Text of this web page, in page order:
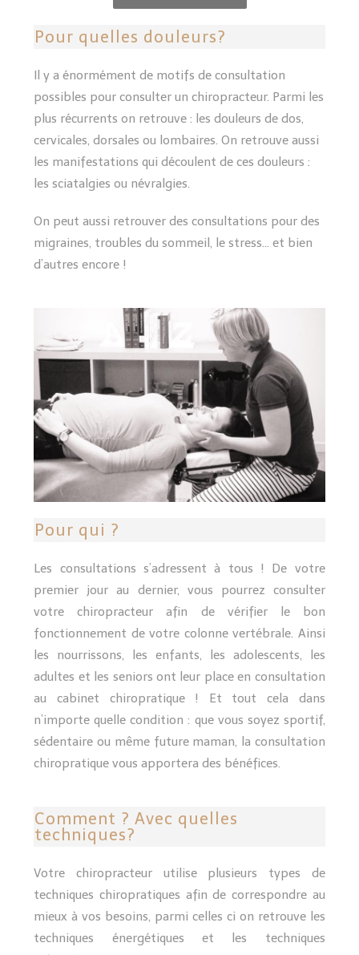
Pour quelles douleurs?
Il y a énormément de motifs de consultation
possibles pour consulter un chiropracteur. Parmi les
plus récurrents on retrouve : les douleurs de dos,
cervicales, dorsales ou lombaires. On retrouve aussi
les manifestations qui découlent de ces douleurs :
les sciatalgies ou névralgies.
On peut aussi retrouver des consultations pour des
migraines, troubles du sommeil, le stress… et bien
d’autres encore !
Pour qui ?
Les consultations s’adressent à tous ! De votre
premier jour au dernier, vous pourrez consulter
votre chiropracteur afin de vérifier le bon
fonctionnement de votre colonne vertébrale. Ainsi
les nourrissons, les enfants, les adolescents, les
adultes et les seniors ont leur place en consultation
au cabinet chiropratique ! Et tout cela dans
n’importe quelle condition : que vous soyez sportif,
sédentaire ou même future maman, la consultation
chiropratique vous apportera des bénéfices.
Comment ? Avec quelles
techniques?
Votre chiropracteur utilise plusieurs types de
techniques chiropratiques afin de correspondre au
mieux à vos besoins, parmi celles ci on retrouve les
techniques énergétiques et les techniques